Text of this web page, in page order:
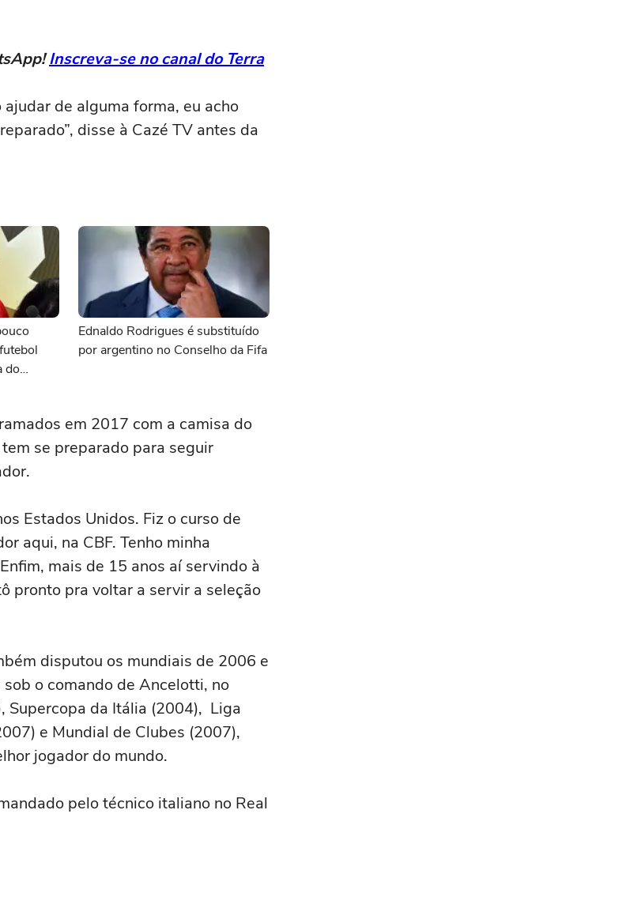
Inscreva-se no canal do Terra
de alguma forma, eu acho
disse à Cazé TV antes da
do
Ednaldo Rodrigues é substituído
por argentino no Conselho da Fifa
em 2017 com a camisa do
se preparado para seguir
Estados Unidos. Fiz o curso de
aqui, na CBF. Tenho minha
mais de 15 anos aí servindo à
pronto pra voltar a servir a seleção
disputou os mundiais de 2006 e
o comando de Ancelotti, no
Supercopa da Itália (2004), Liga
e Mundial de Clubes (2007),
jogador do mundo.
pelo técnico italiano no Real